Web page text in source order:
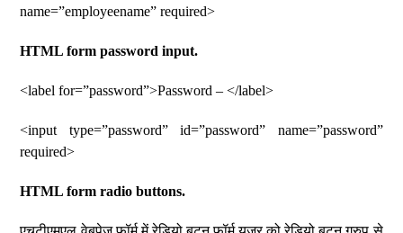
name=”employeename” required>
HTML form password input.
<label for=”password”>Password – </label>
<input type=”password” id=”password” name=”password”
required>
HTML form radio buttons.